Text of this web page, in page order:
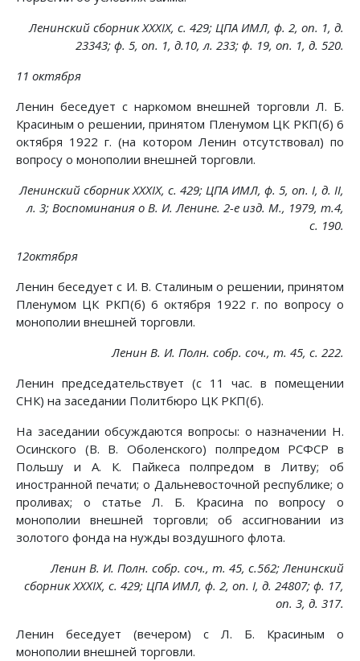
Ленинский сборник XXXIX, с. 429; ЦПА ИМЛ, ф. 2, on. 1, д.
23343; ф. 5, on. 1, д.10, л. 233; ф. 19, on. 1, д. 520.
11 октября
Ленин беседует с наркомом внешней торговли Л. Б.
Красиным о решении, принятом Пленумом ЦК РКП(б) 6
октября 1922 г. (на котором Ленин отсутствовал) по
вопросу о монополии внешней торговли.
Ленинский сборник XXXIX, с. 429; ЦПА ИМЛ, ф. 5, on. I, д. II,
л. 3; Воспоминания о В. И. Ленине. 2-е изд. М., 1979, т.4,
с. 190.
12октября
Ленин беседует с И. В. Сталиным о решении, принятом
Пленумом ЦК РКП(б) 6 октября 1922 г. по вопросу о
монополии внешней торговли.
Ленин В. И. Полн. собр. соч., т. 45, с. 222.
Ленин председательствует (с 11 час. в помещении
СНК) на заседании Политбюро ЦК РКП(б).
На заседании обсуждаются вопросы: о назначении Н.
Осинского (В. В. Оболенского) полпредом РСФСР в
Польшу и А. К. Пайкеса полпредом в Литву; об
иностранной печати; о Дальневосточной республике; о
проливах; о статье Л. Б. Красина по вопросу о
монополии внешней торговли; об ассигновании из
золотого фонда на нужды воздушного флота.
Ленин В. И. Полн. собр. соч., т. 45, с.562; Ленинский
сборник XXXIX, с. 429; ЦПА ИМЛ, ф. 2, on. I, д. 24807; ф. 17,
on. 3, д. 317.
Ленин беседует (вечером) с Л. Б. Красиным о
монополии внешней торговли.